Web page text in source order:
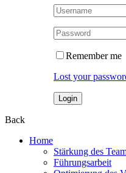
Remember me
Lost your
Back
Home
Stärkung des
Führungsarbeit